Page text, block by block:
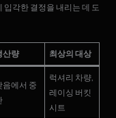
각한 결정을 내리는 데 도
산량 최상의 대상
음에서 중
럭셔리 차량,
레이싱 버킷
시트